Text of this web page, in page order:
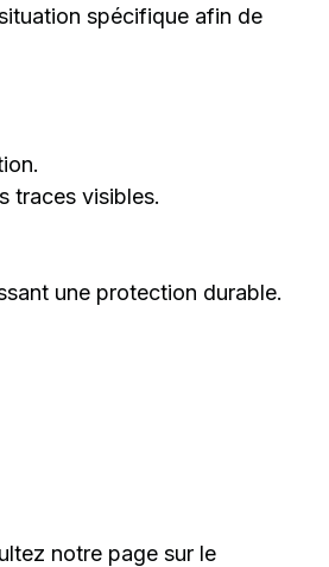
spécifique afin de
traces visibles.
une protection durable.
notre page sur le